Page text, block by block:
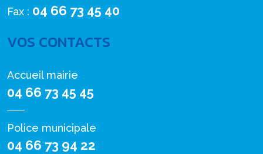
Fax : 04 66 73 45 40
VOS CONTACTS
Accueil mairie
04 66 73 45 45
Police municipale
04 66 73 94 22